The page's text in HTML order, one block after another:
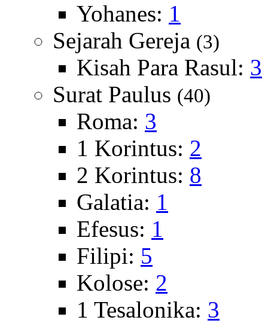
Yohanes: 1
Sejarah Gereja (3)
Kisah Para Rasul: 3
Surat Paulus (40)
Roma: 3
1 Korintus: 2
2 Korintus: 8
Galatia: 1
Efesus: 1
Filipi: 5
Kolose: 2
1 Tesalonika: 3